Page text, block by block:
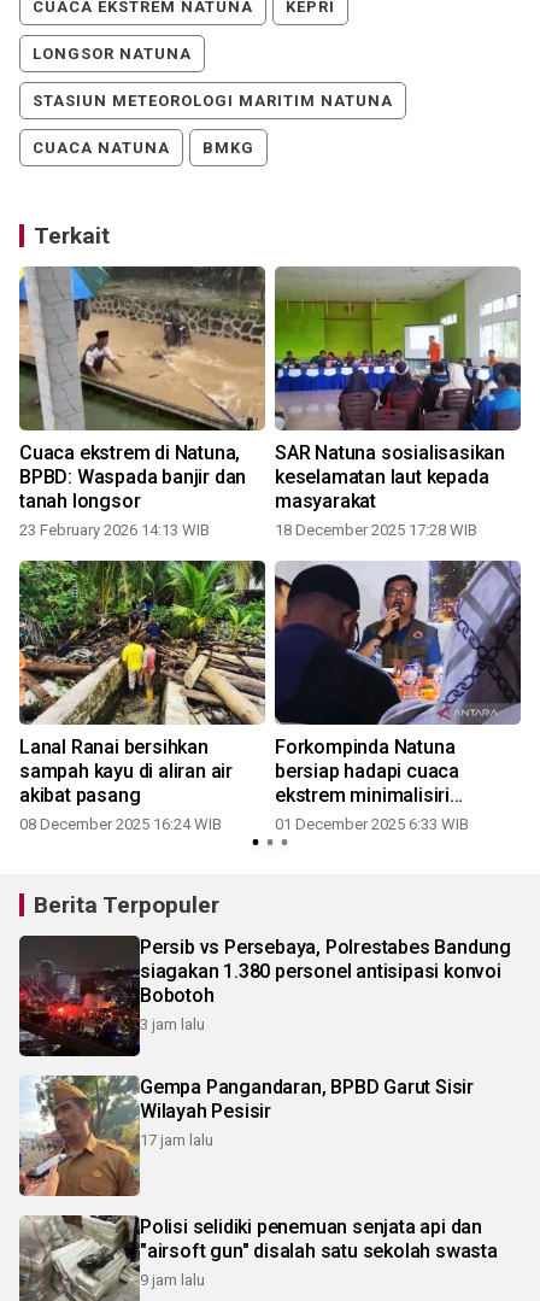
CUACA EKSTREM NATUNA KEPRI
LONGSOR NATUNA
STASIUN METEOROLOGI MARITIM NATUNA
CUACA NATUNA BMKG
Terkait
Cuaca ekstrem di Natuna,
BPBD: Waspada banjir dan
tanah longsor
23 February 2026 14:13 WIB
SAR Natuna sosialisasikan
keselamatan laut kepada
masyarakat
18 December 2025 17:28 WIB
Lanal Ranai bersihkan
sampah kayu di aliran air
akibat pasang
08 December 2025 16:24 WIB
Forkompinda Natuna
bersiap hadapi cuaca
ekstrem minimalisiri
dampak
01 December 2025 6:33 WIB
Berita Terpopuler
Persib vs Persebaya, Polrestabes Bandung
siagakan 1.380 personel antisipasi konvoi
Bobotoh
3 jam lalu
Gempa Pangandaran, BPBD Garut Sisir
Wilayah Pesisir
17 jam lalu
Polisi selidiki penemuan senjata api dan
"airsoft gun" disalah satu sekolah swasta
9 jam lalu